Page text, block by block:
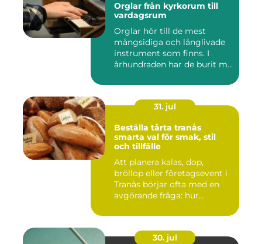
Orglar från kyrkorum till
vardagsrum
Orglar hör till de mest
mångsidiga och långlivade
instrument som finns. I
århundraden har de burit m...
31. jul
Beställa tårta tranås
smarta val för smak, stil
och tillfälle
Att planera kalas, dop,
bröllop eller företagsevent i
Tranås börjar ofta med en
avgörande fråga: hur...
30. jul